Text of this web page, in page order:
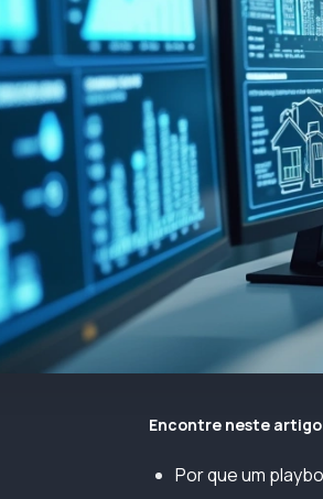
Encontre neste artigo
Por que um